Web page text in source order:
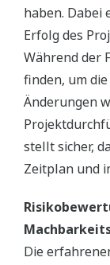
haben.
Erfolg des
Während der
finden, um
Änderungen
stellt sicher,
Zeitplan und
Die